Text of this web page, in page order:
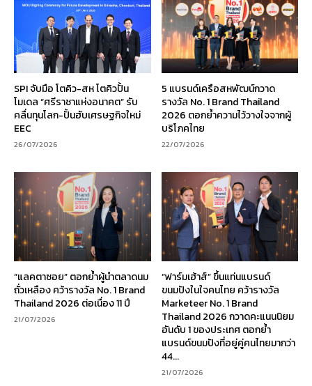
SPI จับมือ โตคิว-สห โตคิวปั้น
โมเดล “ศรีราชาแห่งอนาคต” รับ
คลื่นทุนโลก-ปั้นฮับเศรษฐกิจใหม่
EEC
26/07/2026
5 แบรนด์เครือสหพัฒน์กวาด
รางวัล No. 1 Brand Thailand
2026 ตอกย้ำความไว้วางใจจากผู้
บริโภคไทย
22/07/2026
“แลคตาซอย” ตอกย้ำผู้นำตลาดนม
ถั่วเหลือง คว้ารางวัล No. 1 Brand
Thailand 2026 ต่อเนื่อง 11 ปี
21/07/2026
“ฟาร์มเฮ้าส์” ขึ้นแท่นแบรนด์
ขนมปังในใจคนไทย คว้ารางวัล
Marketeer No. 1 Brand
Thailand 2026 กวาดคะแนนนิยม
อันดับ 1 ของประเทศ ตอกย้ำ
แบรนด์ขนมปังที่อยู่คู่คนไทยมากว่า
44...
21/07/2026